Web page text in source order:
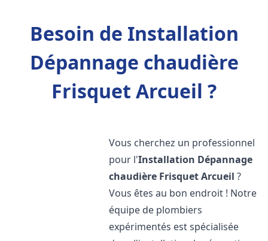
Besoin de Installation
Dépannage chaudière
Frisquet Arcueil ?
Vous cherchez un professionnel
pour l'Installation Dépannage
chaudière FrisquetArcueil ?
Vous êtes au bon endroit ! Notre
équipe de plombiers
expérimentés est spécialisée